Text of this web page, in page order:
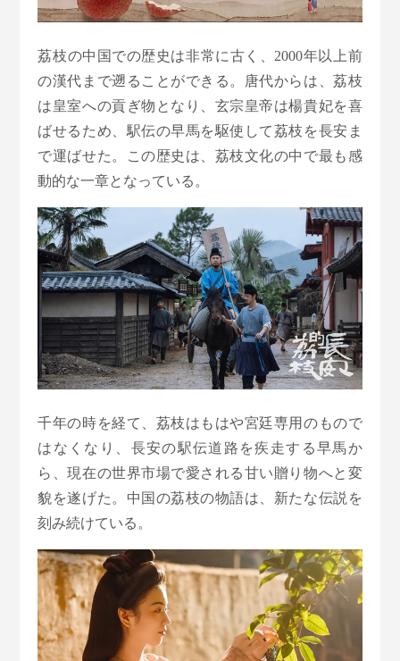
荔枝の中国での歴史は非常に古く、2000年以上前
の漢代まで遡ることができる。唐代からは、荔枝
は皇室への貢ぎ物となり、玄宗皇帝は楊貴妃を喜
ばせるため、駅伝の早馬を駆使して荔枝を長安ま
で運ばせた。この歴史は、荔枝文化の中で最も感
動的な一章となっている。
千年の時を経て、荔枝はもはや宮廷専用のもので
はなくなり、長安の駅伝道路を疾走する早馬か
ら、現在の世界市場で愛される甘い贈り物へと変
貌を遂げた。中国の荔枝の物語は、新たな伝説を
刻み続けている。